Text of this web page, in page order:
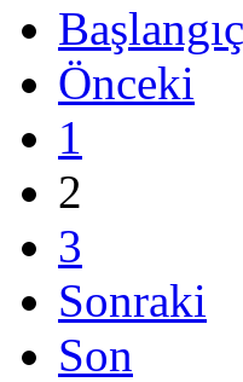
Başlangıç
Önceki
1
2
3
Sonraki
Son